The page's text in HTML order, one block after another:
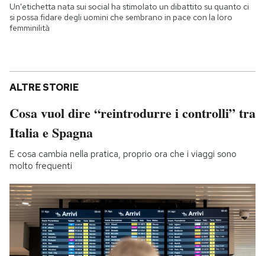
Un'etichetta nata sui social ha stimolato un dibattito su quanto ci
si possa fidare degli uomini che sembrano in pace con la loro
femminilità
ALTRE STORIE
Cosa vuol dire “reintrodurre i controlli” tra
Italia e Spagna
E cosa cambia nella pratica, proprio ora che i viaggi sono
molto frequenti